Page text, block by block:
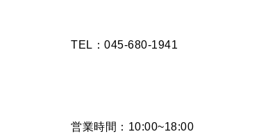
TEL：045-680-1941
営業時間：10:00~18:00